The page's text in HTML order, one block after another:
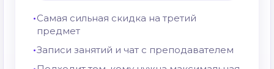
Самая сильная скидка на третий
предмет
Записи занятий и чат с преподавателем